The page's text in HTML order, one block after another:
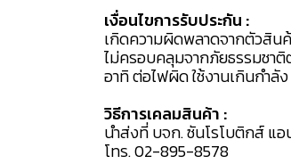
เงื่อนไขการรับประกัน :
เกิดความผิดพลาดจากตัวสินค้
ไม่ครอบคลุมจากภัยธรรมชา
อาทิ ต่อไฟผิด ใช้งานเกินกำลัง
วิธีการเคลมสินค้า :
นำส่งที่ บจก. ซันโรโบติกส์ แอ
โทร. 02-895-8578